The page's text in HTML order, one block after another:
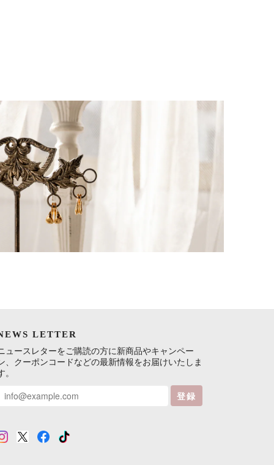
LETTER
ュースレターをご購読の方に新商品やキャンペー
、クーポンコードなどの最新情報をお届けいたしま
。
登録